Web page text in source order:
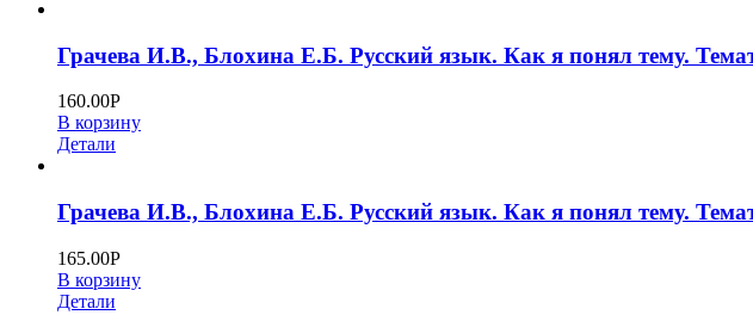
Грачева И.В., Блохина Е.Б. Русский язык. Как я понял тему.
160.00Р
В корзину
Детали
Грачева И.В., Блохина Е.Б. Русский язык. Как я понял тему.
165.00Р
В корзину
Детали